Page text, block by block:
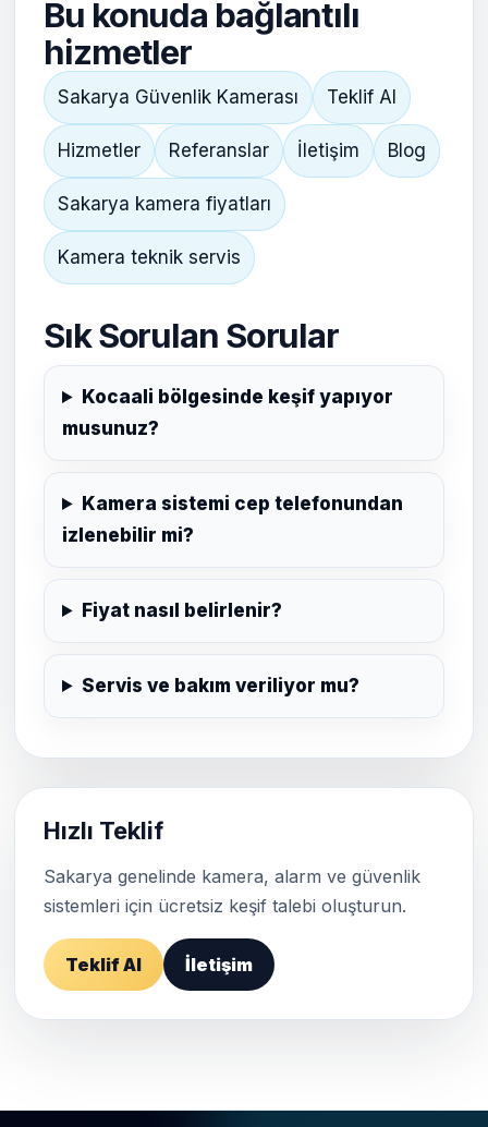
Bu konuda bağlantılı
hizmetler
Sakarya Güvenlik Kamerası Teklif Al
Hizmetler Referanslar İletişim Blog
Sakarya kamera fiyatları
Kamera teknik servis
Sık Sorulan Sorular
Kocaali bölgesinde keşif yapıyor
musunuz?
Kamera sistemi cep telefonundan
izlenebilir mi?
Fiyat nasıl belirlenir?
Servis ve bakım veriliyor mu?
Hızlı Teklif
Sakarya genelinde kamera, alarm ve güvenlik
sistemleri için ücretsiz keşif talebi oluşturun.
Teklif Al İletişim